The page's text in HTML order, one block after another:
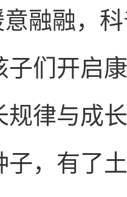
融融，
子们开启
规律与成
子，有了